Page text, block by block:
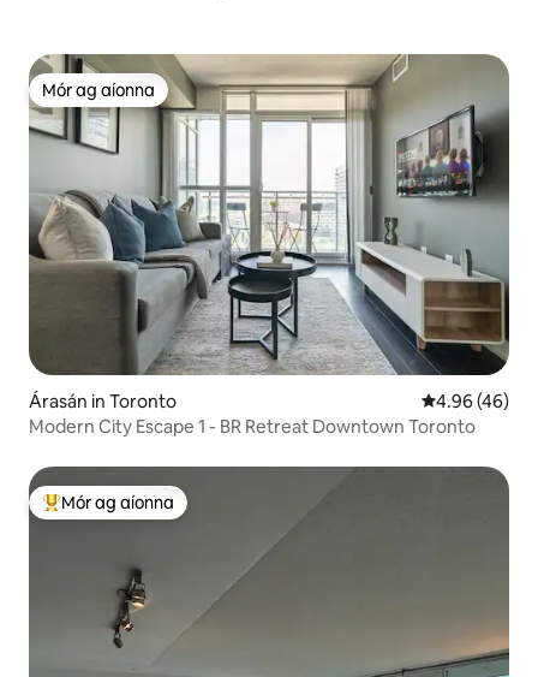
Mór ag aíonna
Mór ag aíonna
Árasán in Toronto Meánrátáil
4.96 (46)
Modern City Escape 1 - BR Retreat Downtown Toronto
An-mhór ag aíonna
Mór ag aíonna